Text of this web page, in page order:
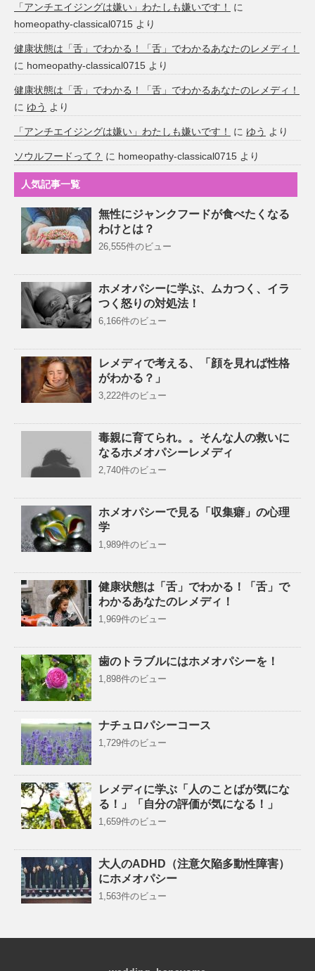
「アンチエイジングは嫌い」わたしも嫌いです！
に
homeopathy-classical0715 より
健康状態は「舌」でわかる！「舌」でわかるあなたのレメディ！
に homeopathy-classical0715 より
健康状態は「舌」でわかる！「舌」でわかるあなたのレメディ！
に ゆう より
「アンチエイジングは嫌い」わたしも嫌いです！ に ゆう より
ソウルフードって？ に homeopathy-classical0715 より
人気記事一覧
無性にジャンクフードが食べたくなる
わけとは？
26,555件のビュー
ホメオパシーに学ぶ、ムカつく、イラ
つく怒りの対処法！
6,166件のビュー
レメディで考える、「顔を見れば性格
がわかる？」
3,222件のビュー
毒親に育てられ。。そんな人の救いに
なるホメオパシーレメディ
2,740件のビュー
ホメオパシーで見る「収集癖」の心理
学
1,989件のビュー
健康状態は「舌」でわかる！「舌」で
わかるあなたのレメディ！
1,969件のビュー
歯のトラブルにはホメオパシーを！
1,898件のビュー
ナチュロパシーコース
1,729件のビュー
レメディに学ぶ「人のことばが気にな
る！」「自分の評価が気になる！」
1,659件のビュー
大人のADHD（注意欠陥多動性障害）
にホメオパシー
1,563件のビュー